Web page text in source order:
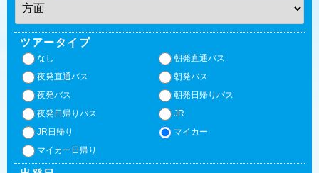
ツアータイプ
なし
朝発直通バス
夜発直通バス
朝発バス
夜発バス
朝発日帰りバス
夜発日帰りバス
JR
JR日帰り
マイカー
マイカー日帰り